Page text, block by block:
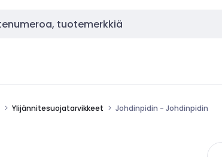
Ylijännitesuojatarvikkeet Johdinpidin - Johdinpidin